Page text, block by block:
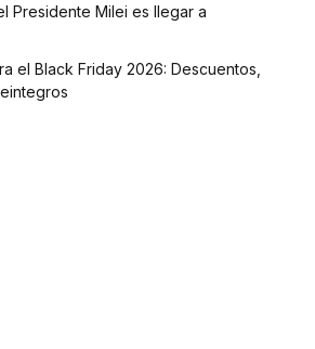
Presidente Milei es llegar a
el Black Friday 2026: Descuentos,